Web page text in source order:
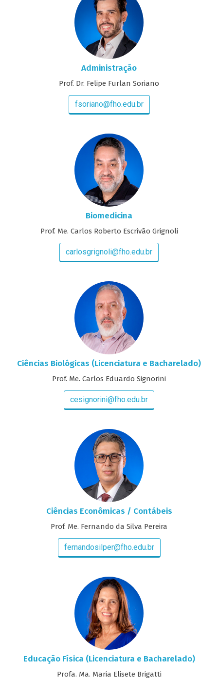
Administração
Prof. Dr. Felipe Furlan Soriano
fsoriano@fho.edu.br
Biomedicina
Prof. Me. Carlos Roberto Escrivão Grignoli
carlosgrignoli@fho.edu.br
Ciências Biológicas (Licenciatura e Bacharelado)
Prof. Me. Carlos Eduardo Signorini
cesignorini@fho.edu.br
Ciências Econômicas / Contábeis
Prof. Me. Fernando da Silva Pereira
fernandosilper@fho.edu.br
Educação Física (Licenciatura e Bacharelado)
Profa. Ma. Maria Elisete Brigatti